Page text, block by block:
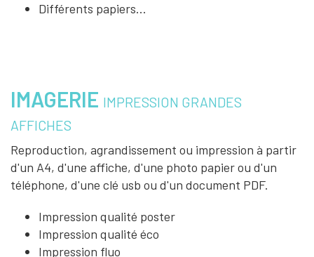
Différents papiers...
IMAGERIE IMPRESSION GRANDES
AFFICHES
Reproduction, agrandissement ou impression à partir
d'un A4, d'une affiche, d'une photo papier ou d'un
téléphone, d'une clé usb ou d'un document PDF.
Impression qualité poster
Impression qualité éco
Impression fluo